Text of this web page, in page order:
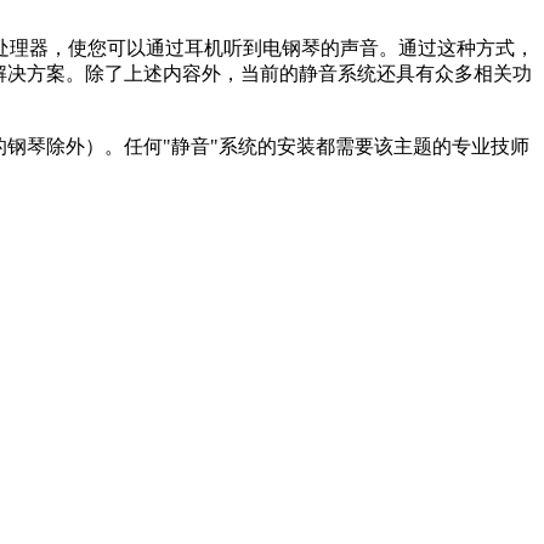
器，使您可以通过耳机听到电钢琴的声音。通过这种方式，
方案。除了上述内容外，当前的静音系统还具有众多相关功
琴除外）。任何"静音"系统的安装都需要该主题的专业技师